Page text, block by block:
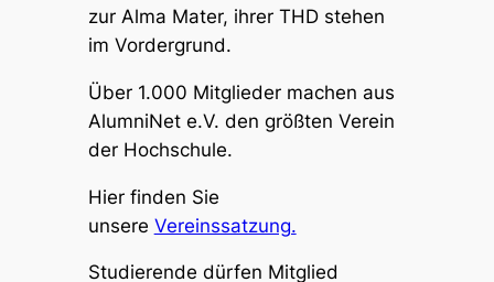
zur Alma Mater, ihrer THD stehen
im Vordergrund.
Über 1.000 Mitglieder machen aus
AlumniNet e.V. den größten Verein
der Hochschule.
Hier finden Sie
unsere Vereinssatzung.
Studierende dürfen Mitglied